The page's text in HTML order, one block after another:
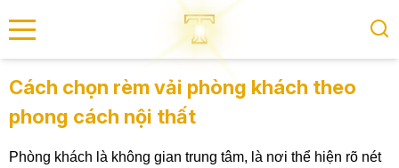
menu
Cách chọn rèm vải phòng khách theo
phong cách nội thất
Phòng khách là không gian trung tâm, là nơi thể hiện rõ nét